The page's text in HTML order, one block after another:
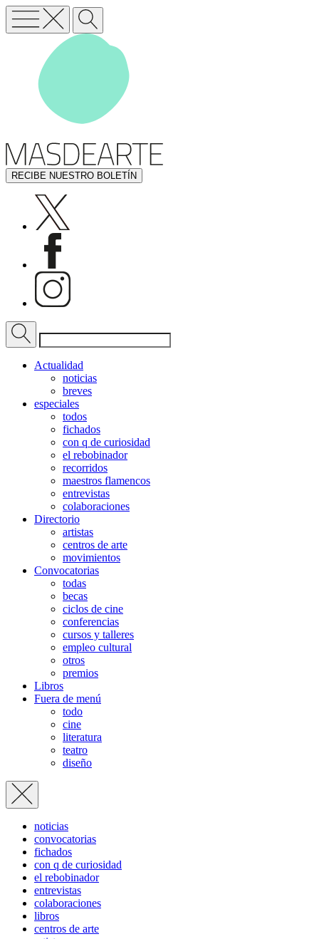
RECIBE NUESTRO BOLETÍN
Actualidad
noticias
breves
especiales
todos
fichados
con q de curiosidad
el rebobinador
recorridos
maestros flamencos
entrevistas
colaboraciones
Directorio
artistas
centros de arte
movimientos
Convocatorias
todas
becas
ciclos de cine
conferencias
cursos y talleres
empleo cultural
otros
premios
Libros
Fuera de menú
todo
cine
literatura
teatro
diseño
noticias
convocatorias
fichados
con q de curiosidad
el rebobinador
entrevistas
colaboraciones
libros
centros de arte